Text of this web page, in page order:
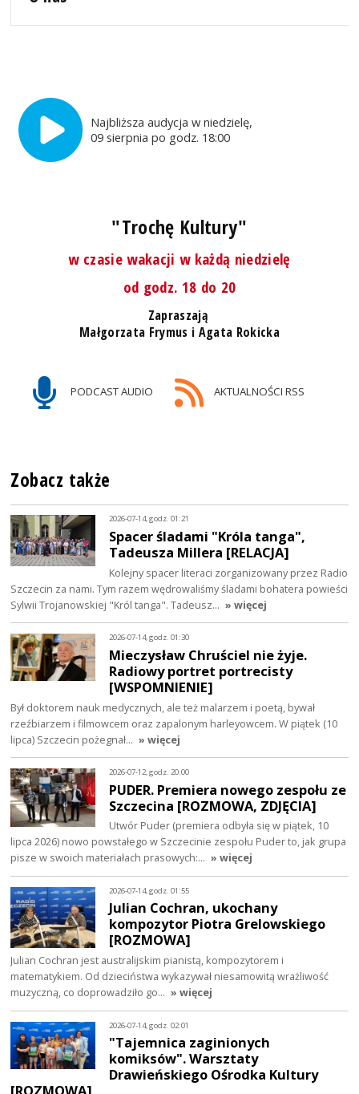
Najbliższa audycja w niedzielę,
09 sierpnia po godz. 18:00
"Trochę Kultury"
w czasie wakacji w każdą niedzielę
od godz. 18 do 20
Zapraszają
Małgorzata Frymus i Agata Rokicka
PODCAST AUDIO AKTUALNOŚCI RSS
Zobacz także
2026-07-14, godz. 01:21
Spacer śladami "Króla tanga",
Tadeusza Millera [RELACJA]
Kolejny spacer literaci zorganizowany przez Radio
Szczecin za nami. Tym razem wędrowaliśmy śladami bohatera powieści
Sylwii Trojanowskiej "Król tanga". Tadeusz… » więcej
2026-07-14, godz. 01:30
Mieczysław Chruściel nie żyje.
Radiowy portret portrecisty
[WSPOMNIENIE]
Był doktorem nauk medycznych, ale też malarzem i poetą, bywał
rzeźbiarzem i filmowcem oraz zapalonym harleyowcem. W piątek (10
lipca) Szczecin pożegnał… » więcej
2026-07-12, godz. 20:00
PUDER. Premiera nowego zespołu ze
Szczecina [ROZMOWA, ZDJĘCIA]
Utwór Puder (premiera odbyła się w piątek, 10
lipca 2026) nowo powstałego w Szczecinie zespołu Puder to, jak grupa
pisze w swoich materiałach prasowych:… » więcej
2026-07-14, godz. 01:55
Julian Cochran, ukochany
kompozytor Piotra Grelowskiego
[ROZMOWA]
Julian Cochran jest australijskim pianistą, kompozytorem i
matematykiem. Od dzieciństwa wykazywał niesamowitą wrażliwość
muzyczną, co doprowadziło go… » więcej
2026-07-14, godz. 02:01
"Tajemnica zaginionych
komiksów". Warsztaty
Drawieńskiego Ośrodka Kultury